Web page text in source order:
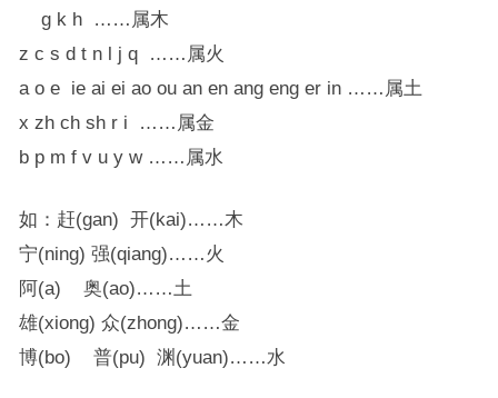
g k h ……属木
z c s d t n l j q ……属火
a o e ie ai ei ao ou an en ang eng er in ……属土
x zh ch sh r i ……属金
b p m f v u y w ……属水
如：赶(gan) 开(kai)……木
宁(ning) 强(qiang)……火
阿(a) 奥(ao)……土
雄(xiong) 众(zhong)……金
博(bo) 普(pu) 渊(yuan)……水